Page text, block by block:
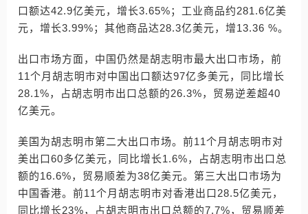
口额达42.9亿美元，增长3.65%；工业商品约281.6亿美
元，增长3.99%；其他商品达28.3亿美元，增13.36 %。
出口市场方面，中国仍然是胡志明市最大出口市场，前
11个月胡志明市对中国出口额达97亿多美元，同比增长
28.1%，占胡志明市出口总额的26.3%，贸易逆差超40
亿美元。
美国为胡志明市第二大出口市场。前11个月胡志明市对
美出口60多亿美元，同比增长1.6%，占胡志明市出口总
额的16.6%，贸易顺差为38亿美元。第三大出口市场为
中国香港。前11个月胡志明市对香港出口28.5亿美元，
同比增长23%，占胡志明市出口总额的7.7%，贸易顺差